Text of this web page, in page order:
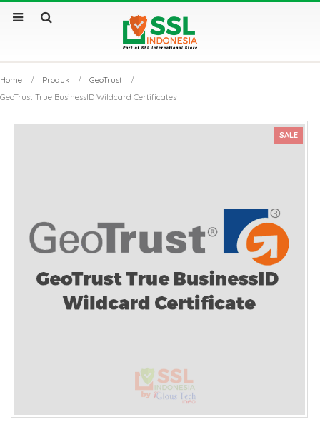
Home Produk
GeoTrust
GeoTrust True BusinessID Wildcard Certificates
SALE